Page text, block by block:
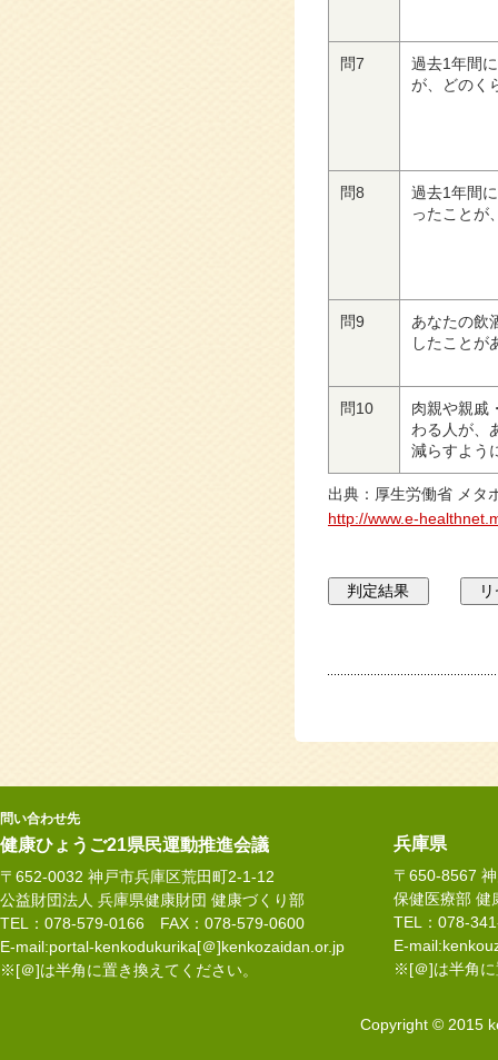
問7
過去1年間
が、どのく
問8
過去1年間
ったことが
問9
あなたの飲
したことが
問10
肉親や親戚
わる人が、
減らすよう
出典：厚生労働省 メタ
http://www.e-
問い合わせ先
健康ひょうご21県民運動推進会議
〒652-0032 神戸市兵庫区荒田町2-1-12
公益財団法人 兵庫県健康財団 健康づくり部
TEL：078-579-0166 FAX：078-579-0600
E-mail:portal-kenkodukurika[＠]kenkozaidan.or.jp
※[＠]は半角に置き換えてください。
兵庫県
〒650-8567
保健医療部 健
TEL：078-
E-
※[＠]は半角に
Copyright © 2015